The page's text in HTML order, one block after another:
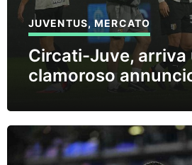
JUVENTUS,MERCATO
Circati-Juve, arriva
clamoroso